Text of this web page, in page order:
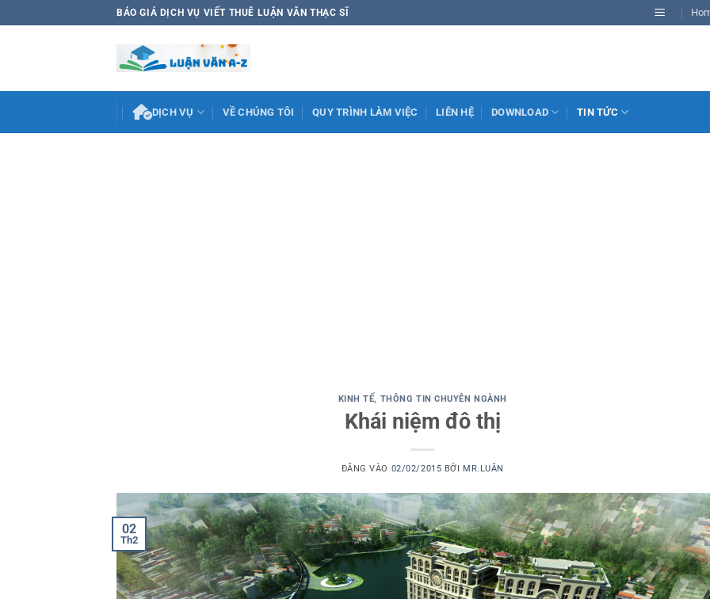
qua
BÁO GIÁ DỊCH VỤ VIẾT THUÊ LUẬN VĂN THẠC SĨ
DỊCH VỤ VỀ CHÚNG TÔI QUY TRÌNH LÀM VIỆC LIÊN HỆ DOWNLOAD TIN TỨC
KINH TẾ, THÔNG TIN CHUYÊN NGÀNH
Khái niệm đô thị
ĐĂNG VÀO 02/02/2015 BỞI MR.LUÂN
02
Th2
Dịch vụ viết
thuê luận văn
thạc sĩ